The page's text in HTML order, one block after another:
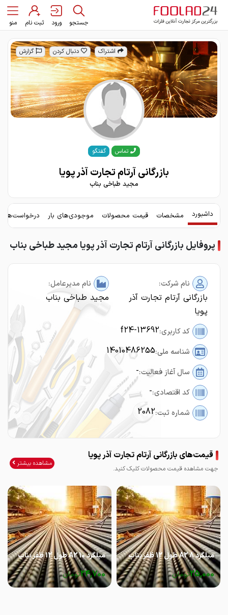
جستجو ورود ثبت نام منو
اشتراک دنبال کردن گزارش
تماس گفتگو
بازرگانی آرتام تجارت آذر پویا
مجید طباخی بناب
داشبورد مشخصات قیمت محصولات موجودی‌های بار
پروفایل بازرگانی آرتام تجارت آذر پویا مجید طباخی بناب
نام شرکت:
بازرگانی آرتام تجارت آذر
پویا
نام مدیرعامل:
مجید طباخی بناب
کد کاربری:f24-13692
شناسه ملی:14010486255
سال آغاز فعالیت:-
کد اقتصادی:-
شماره ثبت:2082
قیمت‌های بازرگانی آرتام تجارت آذر پویا
جهت مشاهده قیمت محصولات کلیک کنید.
مشاهده بیشتر
میلگرد 8 A2 طول 12 ظفر بناب
25,000تومان
میلگرد 10 A2 طول 12 ظفر بناب
24,700تومان